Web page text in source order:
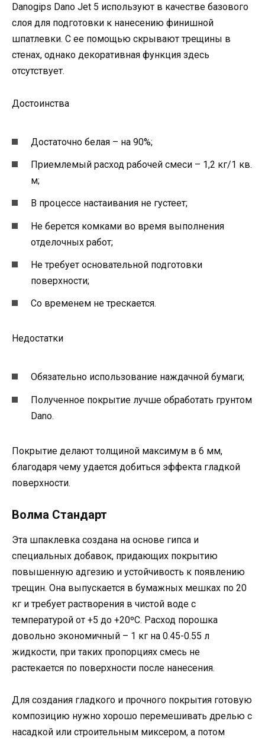
Danogips Dano Jet 5 используют в качестве базового
слоя для подготовки к нанесению финишной
шпатлевки. С ее помощью скрывают трещины в
стенах, однако декоративная функция здесь
отсутствует.
Достоинства
Достаточно белая – на 90%;
Приемлемый расход рабочей смеси – 1,2 кг/1 кв.
м;
В процессе настаивания не густеет;
Не берется комками во время выполнения
отделочных работ;
Не требует основательной подготовки
поверхности;
Со временем не трескается.
Недостатки
Обязательно использование наждачной бумаги;
Полученное покрытие лучше обработать грунтом
Dano.
Покрытие делают толщиной максимум в 6 мм,
благодаря чему удается добиться эффекта гладкой
поверхности.
Волма Стандарт
Эта шпаклевка создана на основе гипса и
специальных добавок, придающих покрытию
повышенную адгезию и устойчивость к появлению
трещин. Она выпускается в бумажных мешках по 20
кг и требует растворения в чистой воде с
температурой от +5 до +20ºC. Расход порошка
довольно экономичный – 1 кг на 0.45-0.55 л
жидкости, при таких пропорциях смесь не
растекается по поверхности после нанесения.
Для создания гладкого и прочного покрытия готовую
композицию нужно хорошо перемешивать дрелью с
насадкой или строительным миксером, а потом